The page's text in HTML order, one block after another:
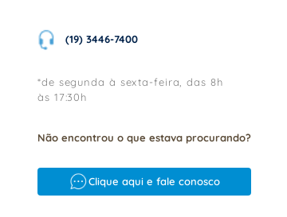
(19) 3446-7400
*de segunda à sexta-feira, das 8h
às 17:30h
Não encontrou o que estava procurando?
Clique aqui e fale conosco